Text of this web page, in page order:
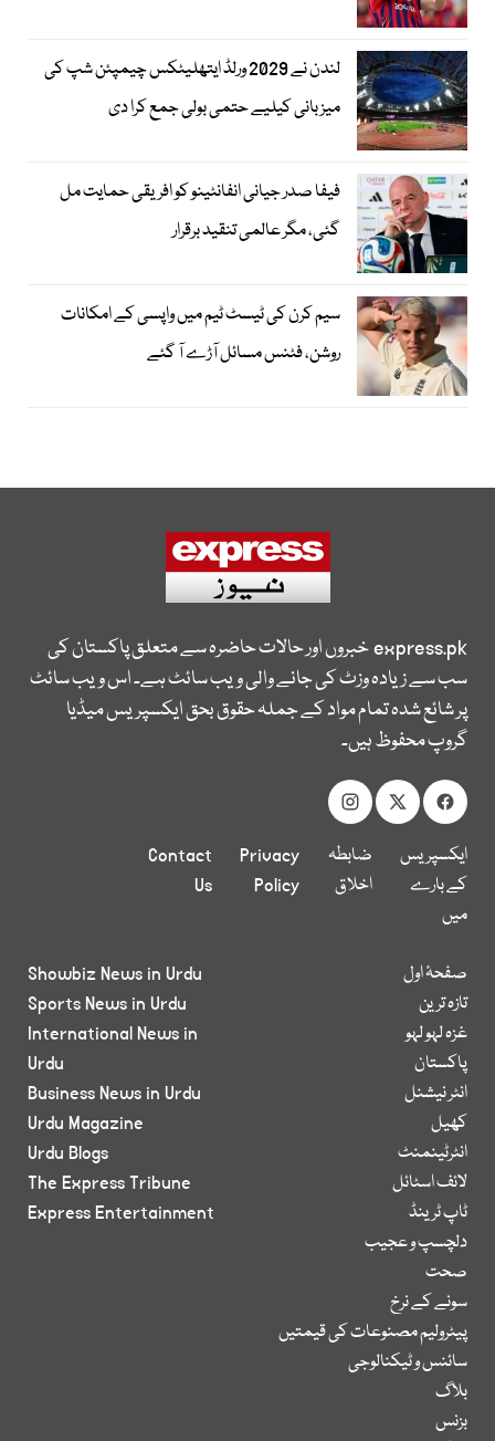
لندن نے 2029 ورلڈ ایتھلیٹکس چیمپئن شپ کی
میزبانی کیلیے حتمی بولی جمع کرا دی
فیفا صدر جیانی انفانٹینو کو افریقی حمایت مل
گئی، مگر عالمی تنقید برقرار
سیم کرن کی ٹیسٹ ٹیم میں واپسی کے امکانات
روشن، فٹنس مسائل آڑے آ گئے
express.pkخبروں اور حالات حاضرہ سے متعلق پاکستان کی
سب سے زیادہ وزٹ کی جانے والی ویب سائٹ ہے۔ اس ویب سائٹ
پر شائع شدہ تمام مواد کے جملہ حقوق بحق ایکسپریس میڈیا
گروپ محفوظ ہیں۔
ایکسپریس
کے بارے
میں
ضابطہ
اخلاق
Privacy
Policy
Contact
Us
صفحۂ اول
تازہ ترین
غزہ لہو لہو
پاکستان
انٹر نیشنل
کھیل
انٹرٹینمنٹ
لائف اسٹائل
ٹاپ ٹرینڈ
دلچسپ و عجیب
صحت
سونے کے نرخ
پیٹرولیم مصنوعات کی قیمتیں
سائنس و ٹیکنالوجی
بلاگ
بزنس
Showbiz News in Urdu
Sports News in Urdu
International News in
Urdu
Business News in Urdu
Urdu Magazine
Urdu Blogs
The Express Tribune
Express Entertainment